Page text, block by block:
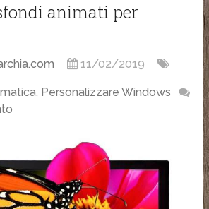
animati per
11/02/2019
, Personalizzare Windows